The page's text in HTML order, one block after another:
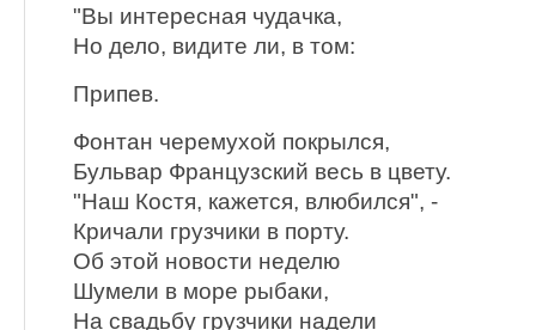
"Вы интересная чудачка,
Но дело, видите ли, в том:
Припев.
Фонтан черемухой покрылся,
Бульвар Французский весь в цвету.
"Наш Костя, кажется, влюбился", -
Кричали грузчики в порту.
Об этой новости неделю
Шумели в море рыбаки,
На свадьбу грузчики надели